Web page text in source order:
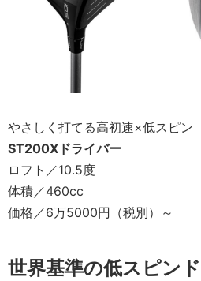
やさしく打てる高初速×低スピン
ST200Xドライバー
ロフト／10.5度
体積／460cc
価格／6万5000円（税別）～
世界基準の低スピン